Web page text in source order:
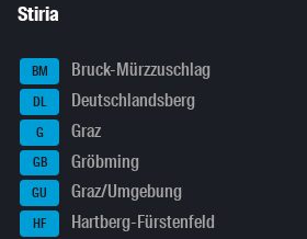
Stiria
BM Bruck-Mürzzuschlag
DL Deutschlandsberg
G Graz
GB Gröbming
GU Graz/Umgebung
HF Hartberg-Fürstenfeld